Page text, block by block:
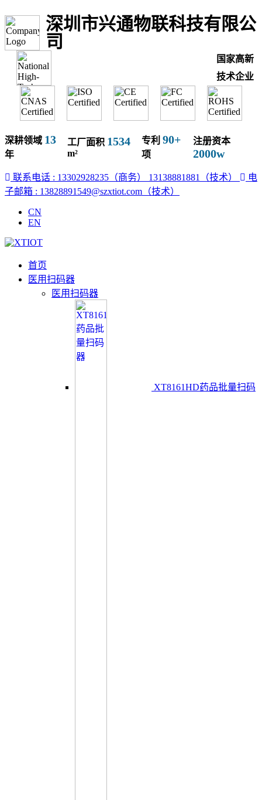
深圳市兴通物联科技有限公
司
国家高新
技术企业
深耕领域 13
年
工厂面积 1534
m²
专利90+
项
注册资本
2000w
联系电话 : 13302928235（商务） 13138881881（技术）
电
子邮箱 : 13828891549@szxtiot.com（技术）
CN
EN
首页
医用扫码器
医用扫码器
XT8161HD药品批量扫码